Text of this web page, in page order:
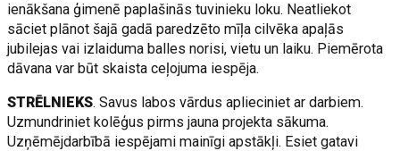
ienākšana ģimenē paplašinās tuvinieku loku. Neatliekot
sāciet plānot šajā gadā paredzēto mīļa cilvēka apaļās
jubilejas vai izlaiduma balles norisi, vietu un laiku. Piemērota
dāvana var būt skaista ceļojuma iespēja.
STRĒLNIEKS. Savus labos vārdus aplieciniet ar darbiem.
Uzmundriniet kolēģus pirms jauna projekta sākuma.
Uzņēmējdarbībā iespējami mainīgi apstākļi. Esiet gatavi